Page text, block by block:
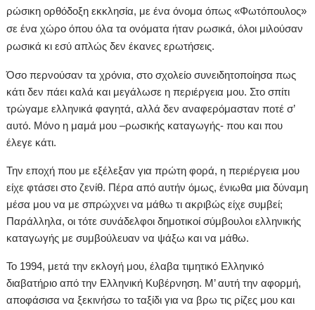
ρώσικη ορθόδοξη εκκλησία, με ένα όνομα όπως «Φωτόπουλος»
σε ένα χώρο όπου όλα τα ονόματα ήταν ρωσικά, όλοι μιλούσαν
ρωσικά κι εσύ απλώς δεν έκανες ερωτήσεις.
Όσο περνούσαν τα χρόνια, στο σχολείο συνειδητοποίησα πως
κάτι δεν πάει καλά και μεγάλωσε η περιέργεια μου. Στο σπίτι
τρώγαμε ελληνικά φαγητά, αλλά δεν αναφερόμασταν ποτέ σ’
αυτό. Μόνο η μαμά μου –ρωσικής καταγωγής- που και που
έλεγε κάτι.
Την εποχή που με εξέλεξαν για πρώτη φορά, η περιέργεια μου
είχε φτάσει στο ζενίθ. Πέρα από αυτήν όμως, ένιωθα μια δύναμη
μέσα μου να με σπρώχνει να μάθω τι ακριβώς είχε συμβεί;
Παράλληλα, οι τότε συνάδελφοι δημοτικοί σύμβουλοι ελληνικής
καταγωγής με συμβούλευαν να ψάξω και να μάθω.
Το 1994, μετά την εκλογή μου, έλαβα τιμητικό Ελληνικό
διαβατήριο από την Ελληνική Κυβέρνηση. Μ’ αυτή την αφορμή,
αποφάσισα να ξεκινήσω το ταξίδι για να βρω τις ρίζες μου και